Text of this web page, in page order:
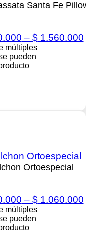
Santa Fe
– $1.560.000
múltiples
pueden
Ortoespecial
– $1.060.000
múltiples
pueden